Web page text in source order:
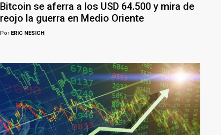
Bitcoin se aferra a los USD 64.500 y mira de
reojo la guerra en Medio Oriente
Por ERIC NESICH